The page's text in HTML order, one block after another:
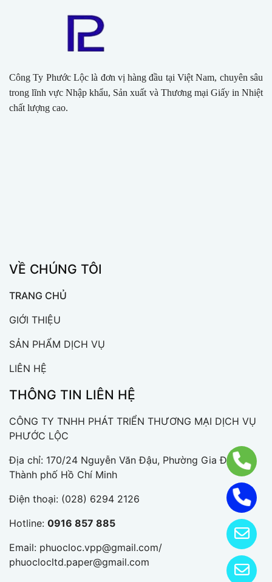
Công Ty Phước Lộc là đơn vị hàng đầu tại Việt Nam, chuyên sâu
trong lĩnh vực Nhập khẩu, Sản xuất và Thương mại Giấy in Nhiệt
chất lượng cao.
VỀ CHÚNG TÔI
TRANG CHỦ
GIỚI THIỆU
SẢN PHẨM DỊCH VỤ
LIÊN HỆ
THÔNG TIN LIÊN HỆ
CÔNG TY TNHH PHÁT TRIỂN THƯƠNG MẠI DỊCH VỤ
PHƯỚC LỘC
Địa chỉ: 170/24 Nguyễn Văn Đậu, Phường Gia Định,
Thành phố Hồ Chí Minh
Điện thoại: (028) 6294 2126
Hotline: 0916 857 885
Email: phuocloc.vpp@gmail.com/
phuoclocltd.paper@gmail.com